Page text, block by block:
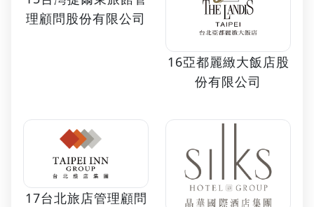
理顧問股份有限公司
16亞都麗緻大飯店股
份有限公司
17台北旅店管理顧問